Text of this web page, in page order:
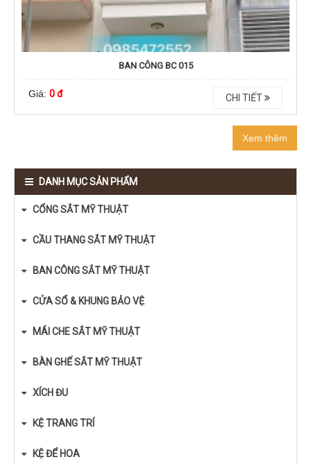
DANH MỤC SẢN PHẨM
CỔNG SẮT MỸ THUẬT
CẦU THANG SẮT MỸ THUẬT
BAN CÔNG SẮT MỸ THUẬT
CỬA SỔ & KHUNG BẢO VỆ
MÁI CHE SẮT MỸ THUẬT
BÀN GHẾ SẮT MỸ THUẬT
XÍCH ĐU
KỆ TRANG TRÍ
KỆ ĐỂ HOA
BAN CÔNG BC 015
Giá: 0 đ CHI TIẾT
Xem thêm